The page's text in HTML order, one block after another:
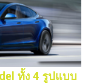
ทั้ง 4 รูปแบบ